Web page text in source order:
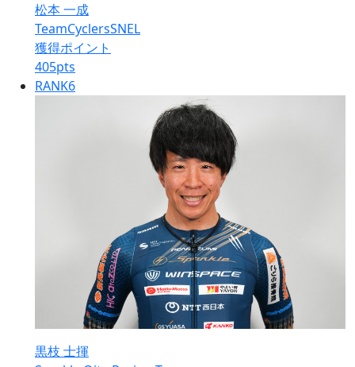
松本 一成
TeamCyclersSNEL
獲得ポイント
405pts
RANK6
黒枝 士揮